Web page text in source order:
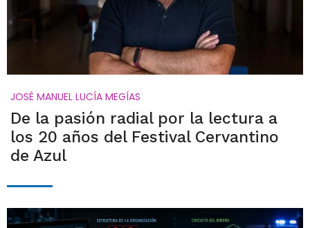
JOSÉ MANUEL LUCÍA MEGÍAS
De la pasión radial por la lectura a
los 20 años del Festival Cervantino
de Azul